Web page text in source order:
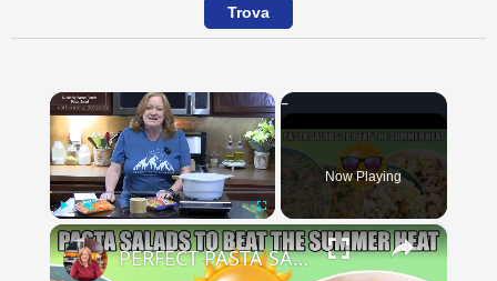
×
Play Unmute Fullscreen
Now Playing
×
PERFECT PASTA SALADS FOR YOUR SUMMER GET TOGETHERS